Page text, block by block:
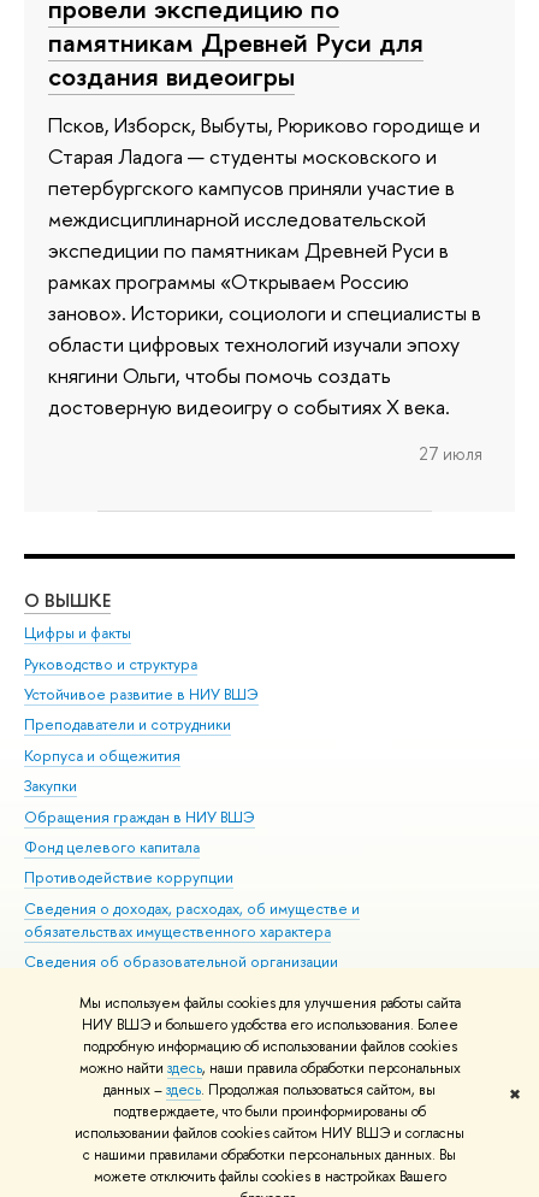
Мы используем файлы cookies для улучшения работы сайта
НИУ ВШЭ и большего удобства его использования. Более
подробную информацию об использовании файлов cookies
можно найти здесь, наши правила обработки персональных
данных –здесь. Продолжая пользоваться сайтом, вы
подтверждаете, что были проинформированы об
использовании файлов cookies сайтом НИУ ВШЭ и согласны
с нашими правилами обработки персональных данных. Вы
можете отключить файлы cookies в настройках Вашего
✖
провели экспедицию по
памятникам Древней Руси для
создания видеоигры
Псков, Изборск, Выбуты, Рюриково городище и
Старая Ладога — студенты московского и
петербургского кампусов приняли участие в
междисциплинарной исследовательской
экспедиции по памятникам Древней Руси в
рамках программы «Открываем Россию
заново». Историки, социологи и специалисты в
области цифровых технологий изучали эпоху
княгини Ольги, чтобы помочь создать
достоверную видеоигру о событиях X века.
27 июля
О ВЫШКЕ
Цифры и факты
Руководство и структура
Устойчивое развитие в НИУ ВШЭ
Преподаватели и сотрудники
Корпуса и общежития
Закупки
Обращения граждан в НИУ ВШЭ
Фонд целевого капитала
Противодействие коррупции
Сведения о доходах, расходах, об имуществе и
обязательствах имущественного характера
Сведения об образовательной организации
Людям с ограниченными возможностями здоровья
Единая платежная страница
Работа в Вышке
© НИУ ВШЭ 1993–2026 Адреса и контакты Условия использования
материалов Политика конфиденциальности Карта сайта
Шрифты HSE Sans и HSE Slab разработаны вШколе дизайна НИУ ВШЭ